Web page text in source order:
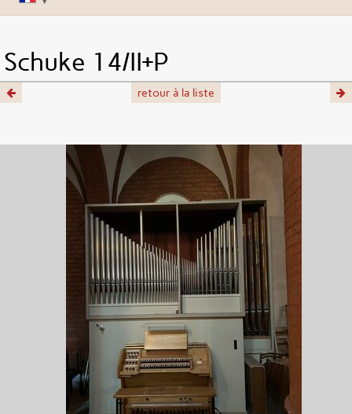
Schuke 14/II+P
retour à la liste